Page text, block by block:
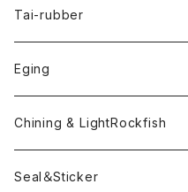
Fリトリーバー
Handle Knob
ピカルヘッド
LEVEL6
YARIE
ECOGEAR
Tai-rubber
TWObyTWO
ツートンネクタイ
ACTIVE
Eging
Egi
Rig
Chining & LightRockfish
Worm
Seal＆Sticker